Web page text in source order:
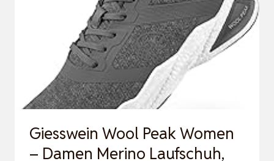
ERSCHAFFE
DIR
MIT
ENERGIEARBEIT
EIN
ERFÜLLTES
Giesswein Wool Peak Women
– Damen Merino Laufschuh,